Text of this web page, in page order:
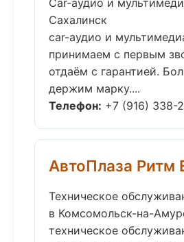
Car-аудио и
Сахалинск
car-аудио и
принимаем с первым
отдаём с гарантией.
держим марку....
Телефон: +7 (916) 338-
АвтоПлаза Ритм
Техническое
в Комсомольск-на-
техническое